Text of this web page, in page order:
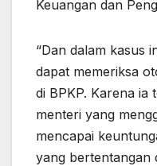
Keuangan dan
“Dan dalam kasus
dapat memeriksa
di BPKP. Karena ia
menteri yang
mencapai
yang bertentangan